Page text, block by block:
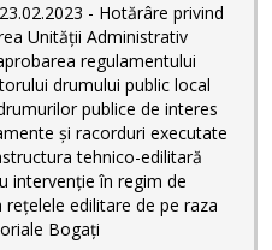
- Hotărâre privind
Unității Administrativ
regulamentului
drumului public local
publice de interes
și racorduri executate
tehnico-edilitară
intervenție în regim de
edilitare de pe raza
Bogați